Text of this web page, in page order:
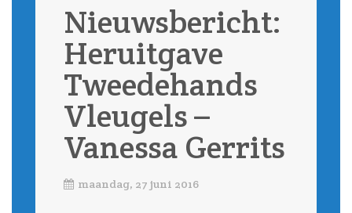
Nieuwsbericht:
Heruitgave
Tweedehands
Vleugels –
Vanessa Gerrits
maandag, 27 juni 2016